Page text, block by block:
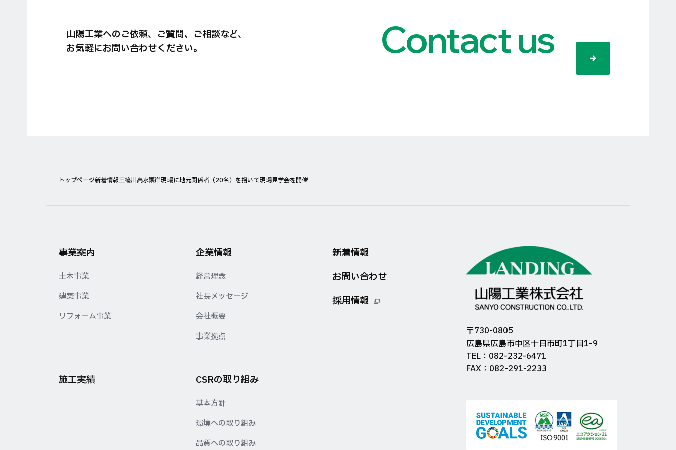
山陽工業へのご依頼、ご質問、ご相談など、
お気軽にお問い合わせください。
Contact us
トップページ新着情報三篠川高水護岸現場に地元関係者（20名）を招いて現場見学会を開催
事業案内
土木事業
建築事業
リフォーム事業
企業情報
経営理念
社長メッセージ
会社概要
事業拠点
施工実績 CSRの取り組み
基本方針
環境への取り組み
品質への取り組み
新着情報
お問い合わせ
採用情報
〒730-0805
広島県広島市中区十日市町1丁目1-9
TEL：082-232-6471
FAX：082-291-2233